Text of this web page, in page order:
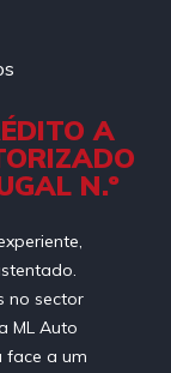
A
N.º
no sector
ML Auto
face a um